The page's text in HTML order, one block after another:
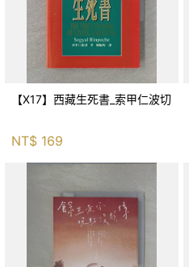
【X17】西藏生死書_索甲仁波切
NT$ 169